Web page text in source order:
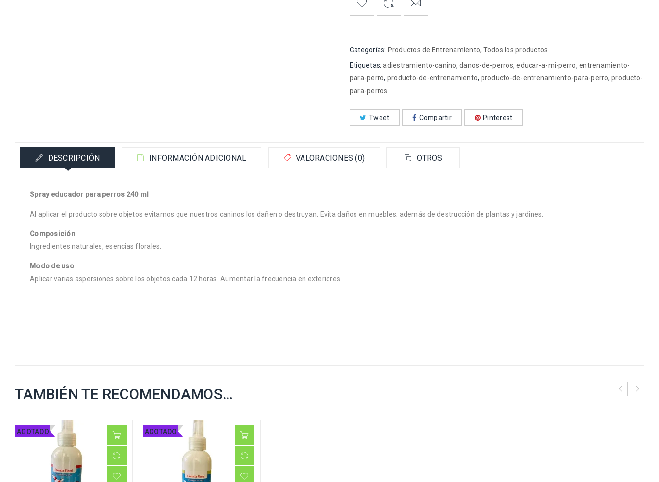
Categorías: Productos de Entrenamiento, Todos los productos
Etiquetas: adiestramiento-canino,danos-de-perros,educar-a-mi-perro,entrenamiento-
para-perro, producto-de-entrenamiento, producto-de-entrenamiento-para-perro,producto-
para-perros
Tweet Compartir Pinterest
DESCRIPCIÓN INFORMACIÓN ADICIONAL VALORACIONES (0) OTROS
Spray educador para perros 240 ml
Al aplicar el producto sobre objetos evitamos que nuestros caninos los dañen o destruyan. Evita daños en muebles, además de destrucción de plantas y jardines.
Composición
Ingredientes naturales, esencias florales.
Modo de uso
Aplicar varias aspersiones sobre los objetos cada 12 horas. Aumentar la frecuencia en exteriores.
TAMBIÉN TE RECOMENDAMOS…
AGOTADO AGOTADO